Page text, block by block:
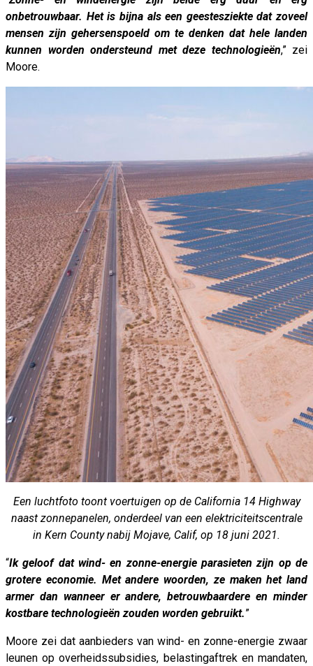
onbetrouwbaar. Het is bijna als een geestesziekte dat zoveel
mensen zijn gehersenspoeld om te denken dat hele landen
kunnen worden ondersteund met deze technologieën,” zei
Moore.
Een luchtfoto toont voertuigen op de California 14 Highway
naast zonnepanelen, onderdeel van een elektriciteitscentrale
in Kern County nabij Mojave, Calif, op 18 juni 2021.
“Ik geloof dat wind- en zonne-energie parasieten zijn op de
grotere economie. Met andere woorden, ze maken het land
armer dan wanneer er andere, betrouwbaardere en minder
kostbare technologieën zouden worden gebruikt.”
Moore zei dat aanbieders van wind- en zonne-energie zwaar
leunen op overheidssubsidies, belastingaftrek en mandaten,